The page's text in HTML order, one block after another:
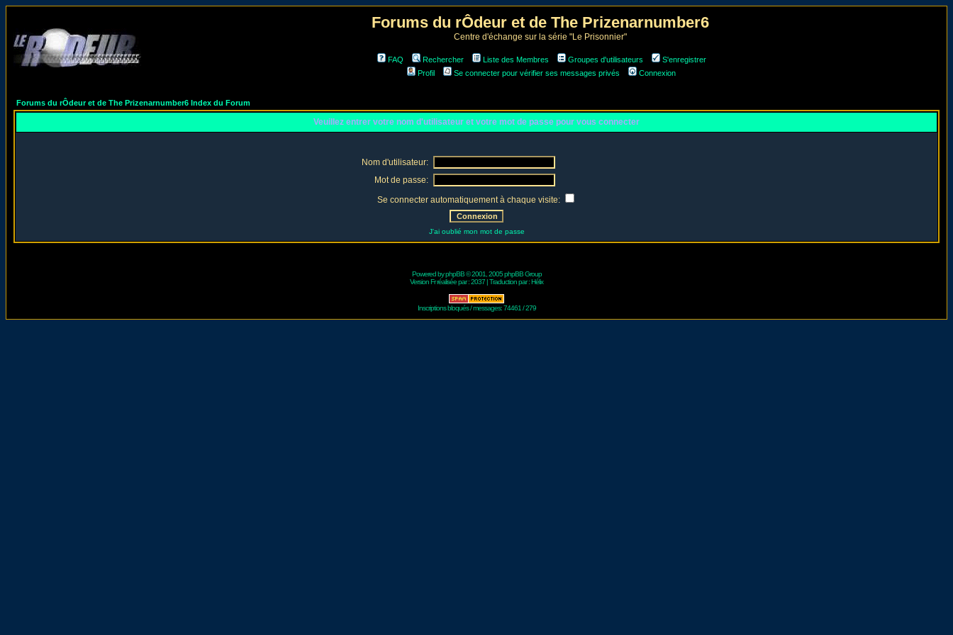
Forums du rÔdeur et de The Prizenarnumber6
Centre d'échange sur la série "Le Prisonnier"
FAQ Rechercher Liste des Membres Groupes d'utilisateurs
S'enregistrer
Profil
Se connecter pour vérifier ses messages privés Connexion
Forums du rÔdeur et de The Prizenarnumber6 Index du Forum
Veuillez entrer votre nom d'utilisateur et votre mot de passe pour vous connecter
Nom d'utilisateur:
Mot de passe:
Se connecter automatiquement à chaque visite:
J'ai oublié mon mot de passe
Powered byphpBB© 2001, 2005 phpBB Group
Version Fr réalisée par :2037 | Traduction par :Hélix
Inscriptions bloqués / messages: 74461 / 279